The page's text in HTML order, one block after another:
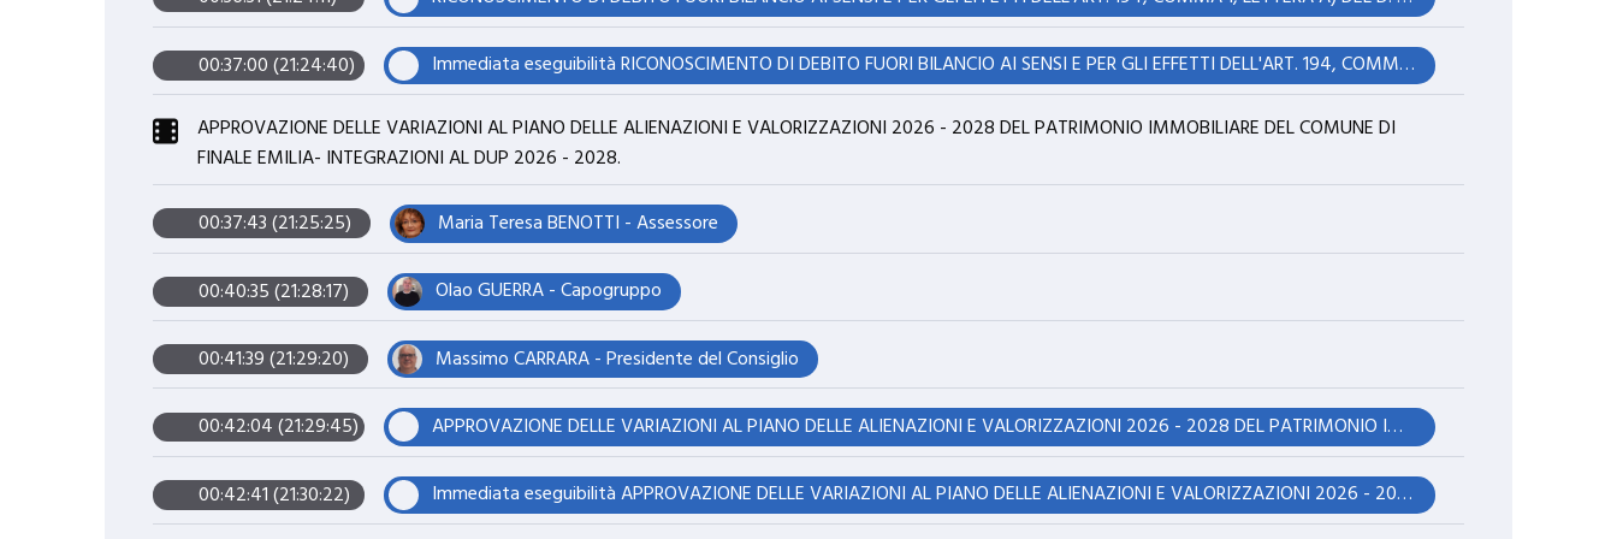
00:37:00 (21:24:40) Immediata eseguibilità RICONOSCIMENTO DI DEBITO FUORI BILANCIO AI SENSI E PER GLI EFFETTI DELL'ART. 194, COMMA 1, LETTERA A) DEL D. LGS. N. 267/2000 IN OTTEMPERANZA A SENTENZA DEL TRIBUNALE DI MODENA N. 1530/2025.
APPROVAZIONE DELLE VARIAZIONI AL PIANO DELLE ALIENAZIONI E VALORIZZAZIONI 2026 - 2028 DEL PATRIMONIO IMMOBILIARE DEL COMUNE DI
FINALE EMILIA- INTEGRAZIONI AL DUP 2026 - 2028.
00:37:43 (21:25:25) Maria Teresa BENOTTI - Assessore
00:40:35 (21:28:17) Olao GUERRA - Capogruppo
00:41:39 (21:29:20) Massimo CARRARA - Presidente del Consiglio
00:42:04 (21:29:45) APPROVAZIONE DELLE VARIAZIONI AL PIANO DELLE ALIENAZIONI E VALORIZZAZIONI 2026 - 2028 DEL PATRIMONIO IMMOBILIARE DEL COMUNE DI FINALE EMILIA- INTEGRAZIONI AL DUP 2026 - 2028.
00:42:41 (21:30:22) Immediata eseguibilità APPROVAZIONE DELLE VARIAZIONI AL PIANO DELLE ALIENAZIONI E VALORIZZAZIONI 2026 - 2028 DEL PATRIMONIO IMMOBILIARE DEL COMUNE DI FINALE EMILIA- INTEGRAZIONI AL DUP 2026 - 2028.